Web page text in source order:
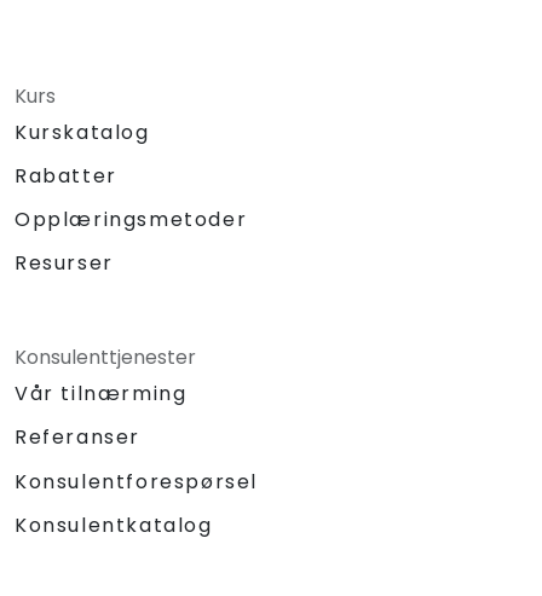
Kurs
Kurskatalog
Rabatter
Opplæringsmetoder
Resurser
Konsulenttjenester
Vår tilnærming
Referanser
Konsulentforespørsel
Konsulentkatalog